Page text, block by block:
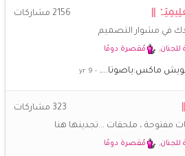
||
في مشوار التصميم
للجنان, مُقصرة دومًا
2156 مشاركات
مفتوحة ، ملحقات ...تجدينها هنا
للجنان, مُقصرة دومًا
323 مشاركات